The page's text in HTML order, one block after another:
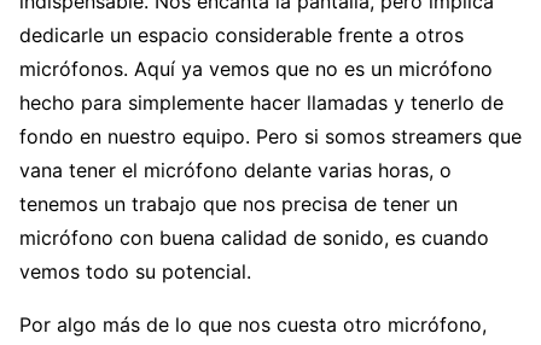
dedicarle un espacio considerable frente a otros
micrófonos. Aquí ya vemos que no es un micrófono
hecho para simplemente hacer llamadas y tenerlo de
fondo en nuestro equipo. Pero si somos streamers que
vana tener el micrófono delante varias horas, o
tenemos un trabajo que nos precisa de tener un
micrófono con buena calidad de sonido, es cuando
vemos todo su potencial.
Por algo más de lo que nos cuesta otro micrófono,